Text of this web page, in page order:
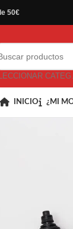
50€
INICIO ¿MI